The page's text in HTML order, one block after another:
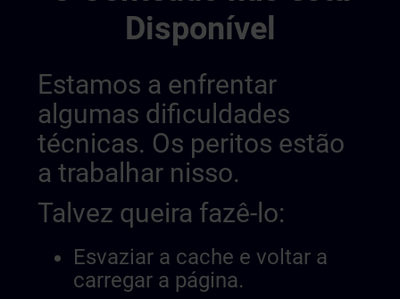
Disponível
Estamos a enfrentar
algumas dificuldades
técnicas. Os peritos estão
a trabalhar nisso.
Talvez queira fazê-lo:
Esvaziar a cache e voltar a
carregar a página.